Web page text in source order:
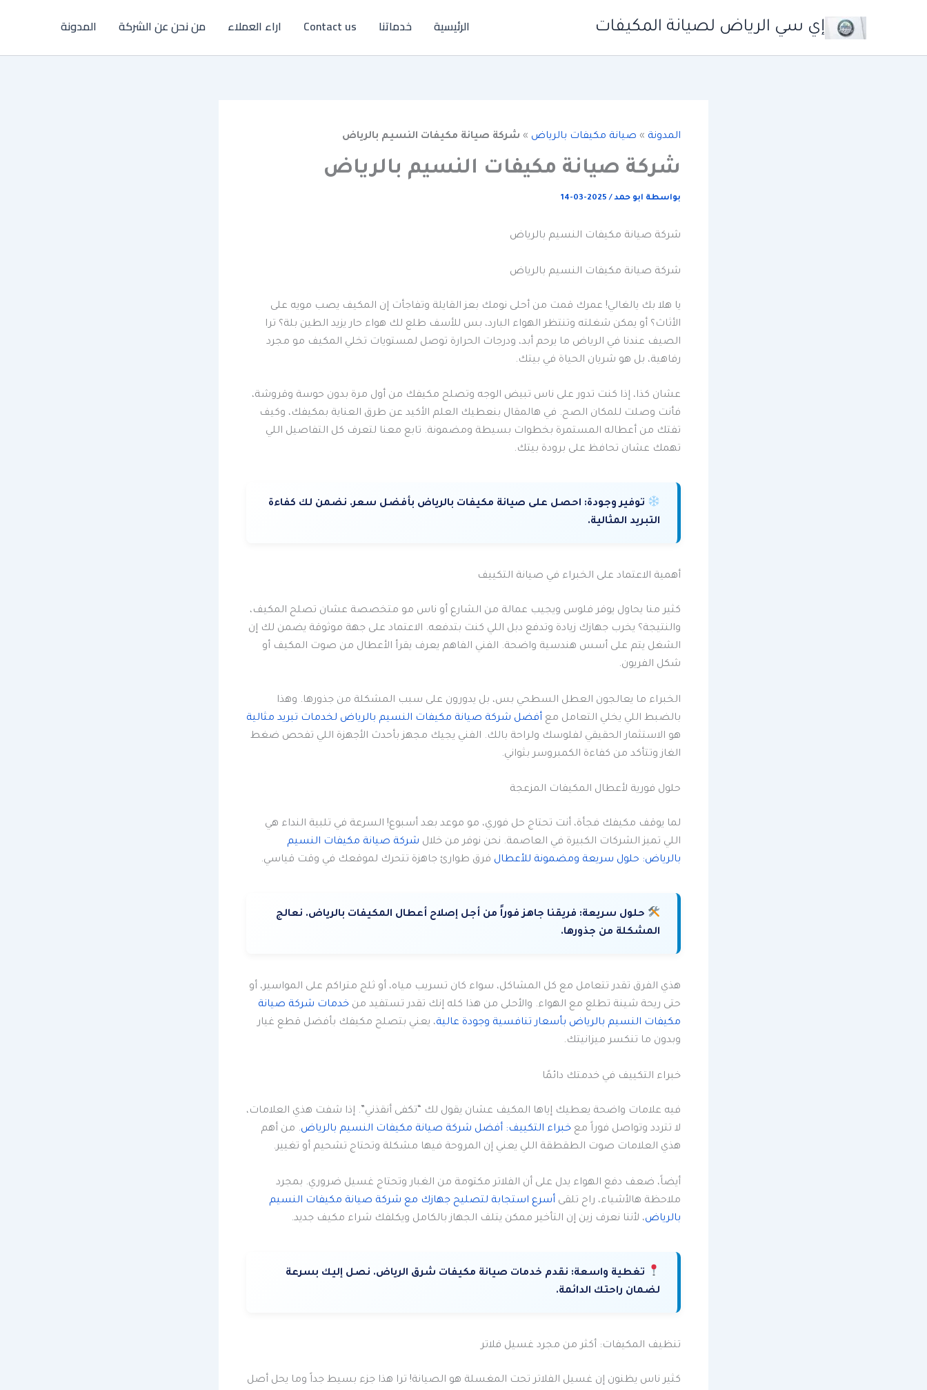
إي سي الرياض لصيانة المكيفات الرئيسية خدماتنا Contact us اراء العملاء من نحن عن الشركة المدونة
المدونة » صيانة مكيفات بالرياض » شركة صيانة مكيفات النسيم بالرياض
شركة صيانة مكيفات النسيم بالرياض
بواسطة ابو حمد/
2025-03-14
شركة صيانة مكيفات النسيم بالرياض
شركة صيانة مكيفات النسيم بالرياض
يا هلا بك يالغالي! عمرك قمت من أحلى نومك بعز القايلة وتفاجأت إن المكيف يصب مويه على
الأثاث؟ أو يمكن شغلته وتنتظر الهواء البارد، بس للأسف طلع لك هواء حار يزيد الطين بلة؟ ترا
الصيف عندنا في الرياض ما يرحم أبد، ودرجات الحرارة توصل لمستويات تخلي المكيف مو مجرد
رفاهية، بل هو شريان الحياة في بيتك.
عشان كذا، إذا كنت تدور على ناس تبيض الوجه وتصلح مكيفك من أول مرة بدون حوسة وقروشة،
فأنت وصلت للمكان الصح. في هالمقال بنعطيك العلم الأكيد عن طرق العناية بمكيفك، وكيف
تفتك من أعطاله المستمرة بخطوات بسيطة ومضمونة. تابع معنا لتعرف كل التفاصيل اللي
تهمك عشان تحافظ على برودة بيتك.
توفير وجودة: احصل على صيانة مكيفات بالرياض بأفضل سعر. نضمن لك كفاءة
التبريد المثالية.
أهمية الاعتماد على الخبراء في صيانة التكييف
كثير منا يحاول يوفر فلوس ويجيب عمالة من الشارع أو ناس مو متخصصة عشان تصلح المكيف،
والنتيجة؟ يخرب جهازك زيادة وتدفع دبل اللي كنت بتدفعه. الاعتماد على جهة موثوقة يضمن لك إن
الشغل يتم على أسس هندسية واضحة. الفني الفاهم يعرف يقرأ الأعطال من صوت المكيف أو
شكل الفريون.
الخبراء ما يعالجون العطل السطحي بس، بل يدورون على سبب المشكلة من جذورها. وهذا
بالضبط اللي يخلي التعامل مع أفضل شركة صيانة مكيفات النسيم بالرياض لخدمات تبريد مثالية
هو الاستثمار الحقيقي لفلوسك ولراحة بالك. الفني يجيك مجهز بأحدث الأجهزة اللي تفحص ضغط
الغاز وتتأكد من كفاءة الكمبروسر بثواني.
حلول فورية لأعطال المكيفات المزعجة
لما يوقف مكيفك فجأة، أنت تحتاج حل فوري، مو موعد بعد أسبوع! السرعة في تلبية النداء هي
اللي تميز الشركات الكبيرة في العاصمة. نحن نوفر من خلال شركة صيانة مكيفات النسيم
بالرياض: حلول سريعة ومضمونة للأعطال فرق طوارئ جاهزة تتحرك لموقعك في وقت قياسي.
حلول سريعة: فريقنا جاهز فوراً من أجل إصلاح أعطال المكيفات بالرياض. نعالج
المشكلة من جذورها.
هذي الفرق تقدر تتعامل مع كل المشاكل، سواء كان تسريب مياه، أو ثلج متراكم على المواسير، أو
حتى ريحة شينة تطلع مع الهواء. والأحلى من هذا كله إنك تقدر تستفيد من خدمات شركة صيانة
مكيفات النسيم بالرياض بأسعار تنافسية وجودة عالية، يعني بتصلح مكيفك بأفضل قطع غيار
وبدون ما تنكسر ميزانيتك.
خبراء التكييف في خدمتك دائمًا
فيه علامات واضحة يعطيك إياها المكيف عشان يقول لك “تكفى أنقذني”. إذا شفت هذي العلامات،
لا تتردد وتواصل فوراً مع خبراء التكييف: أفضل شركة صيانة مكيفات النسيم بالرياض. من أهم
هذي العلامات صوت الطقطقة اللي يعني إن المروحة فيها مشكلة وتحتاج تشحيم أو تغيير.
أيضاً، ضعف دفع الهواء يدل على أن الفلاتر مكتومة من الغبار وتحتاج غسيل ضروري. بمجرد
ملاحظة هالأشياء، راح تلقى أسرع استجابة لتصليح جهازك مع شركة صيانة مكيفات النسيم
بالرياض، لأننا نعرف زين إن التأخير ممكن يتلف الجهاز بالكامل ويكلفك شراء مكيف جديد.
تغطية واسعة: نقدم خدمات صيانة مكيفات شرق الرياض. نصل إليك بسرعة
لضمان راحتك الدائمة.
تنظيف المكيفات: أكثر من مجرد غسيل فلاتر
كثير ناس يظنون إن غسيل الفلاتر تحت المغسلة هو الصيانة! ترا هذا جزء بسيط جداً وما يحل أصل